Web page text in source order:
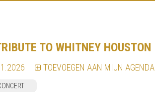
TO WHITNEY HOUSTON
TOEVOEGEN AAN MIJN AGENDA